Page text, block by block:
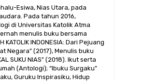
Esiwa, Nias Utara, pada
Pada tahun 2016,
di Universitas Katolik Atma
menulis buku bersama
INDONESIA: Dari Pejuang
Negara” (2017), Menulis buku
SUKU NIAS" (2018). Ikut serta
(Antologi); “Ibuku Surgaku”
Guruku Inspirasiku, Hidup